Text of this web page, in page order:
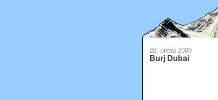
28. února 2009
Burj Dubai